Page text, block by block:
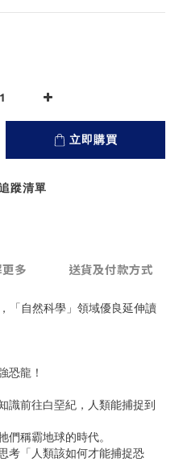
立即購買
蹤清單
多 送貨及付款方式
「自然科學」領域優良延伸讀
恐龍！
識前往白堊紀，人類能捕捉到
們稱霸地球的時代。
考「人類該如何才能捕捉恐